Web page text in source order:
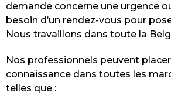
demande concerne une urgence
besoin d’un rendez-vous pour
Nous travaillons dans toute la
Nos professionnels peuvent
connaissance dans toutes les
telles que :